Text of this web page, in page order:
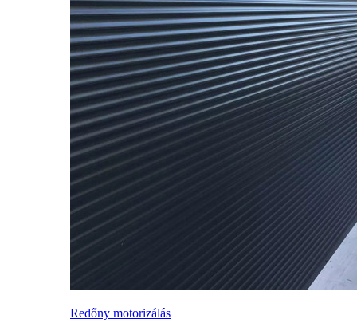
Redőny motorizálás